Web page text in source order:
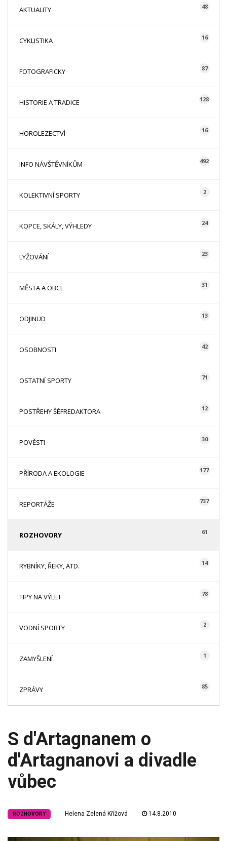
AKTUALITY 48
CYKLISTIKA 16
FOTOGRAFICKY 87
HISTORIE A TRADICE 128
HOROLEZECTVÍ 16
INFO NÁVŠTĚVNÍKŮM 492
KOLEKTIVNÍ SPORTY 2
KOPCE, SKÁLY, VÝHLEDY 24
LYŽOVÁNÍ 23
MĚSTA A OBCE 31
ODJINUD 13
OSOBNOSTI 42
OSTATNÍ SPORTY 71
POSTŘEHY ŠÉFREDAKTORA 12
POVĚSTI 30
PŘÍRODA A EKOLOGIE 177
REPORTÁŽE 737
ROZHOVORY 61
RYBNÍKY, ŘEKY, ATD. 14
TIPY NA VÝLET 78
VODNÍ SPORTY 2
ZAMYŠLENÍ 1
ZPRÁVY 85
S d'Artagnanem o
d'Artagnanovi a divadle
vůbec
ROZHOVORY Helena Zelená Křížová 14.8.2010